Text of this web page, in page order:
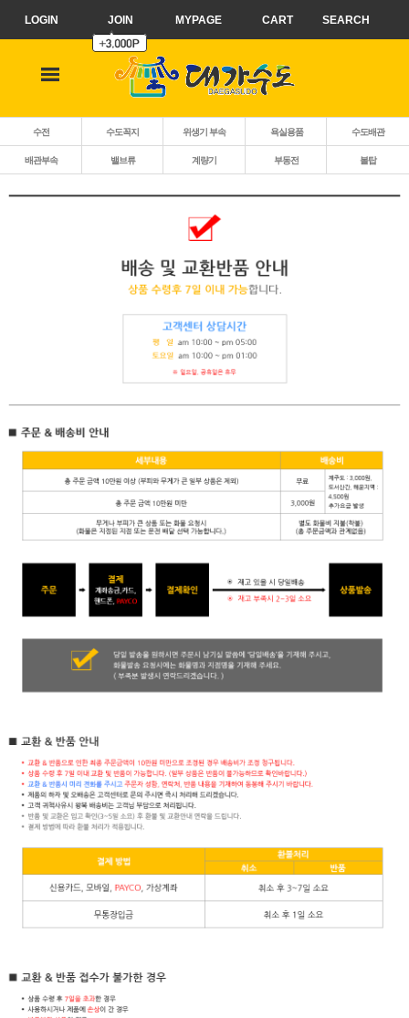
LOGIN JOIN MYPAGE CART SEARCH
수전 수도꼭지 위생기 부속 욕실용품 수도배관
배관부속 밸브류 계량기 부동전 볼탑